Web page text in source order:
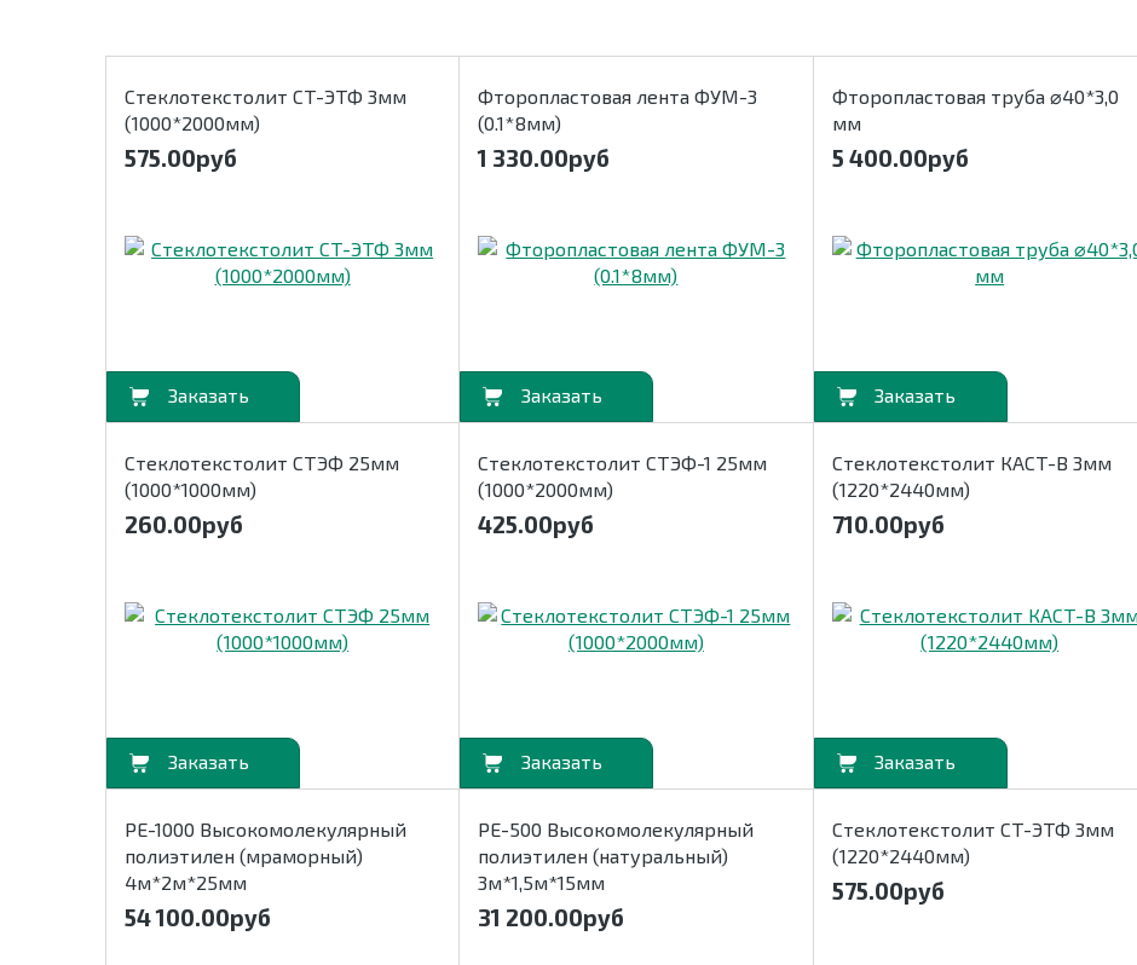
Стеклотекстолит СТ-ЭТФ 3мм
(1000*2000мм)
575.00руб
В корзину
Фторопластовая лента ФУМ-3
(0.1*8мм)
1 330.00руб
В корзину
Фторопластовая труба ⌀40*3,0
мм
5 400.00руб
В корзину В
Стеклотекстолит СТЭФ 25мм
(1000*1000мм)
260.00руб
В корзину
Стеклотекстолит СТЭФ-1 25мм
(1000*2000мм)
425.00руб
В корзину
Стеклотекстолит КАСТ-В 3мм
(1220*2440мм)
710.00руб
В корзину В
РЕ-1000 Высокомолекулярный
полиэтилен (мраморный)
4м*2м*25мм
54 100.00руб
РЕ-500 Высокомолекулярный
полиэтилен (натуральный)
3м*1,5м*15мм
31 200.00руб
Стеклотекстолит СТ-ЭТФ 3мм
(1220*2440мм)
575.00руб